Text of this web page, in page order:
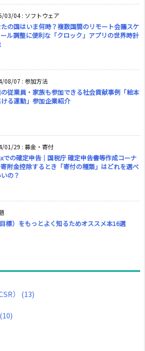
03/04: ソフトウェア
の国はいま何時？複数国間のリモート会議スケ
ル調整に便利な「クロック」アプリの世界時計
08/07 : 参加方法
従業員・家族も参加できる社会貢献事例「絵本
る運動」参加企業紹介
01/29 : 募金・寄付
での確定申告｜国税庁 確定申告書等作成コーナ
附金控除するとき「寄付の種類」はどれを選べ
の？
標）をもっとよく知るためオススメ本16選
） (13)
(10)